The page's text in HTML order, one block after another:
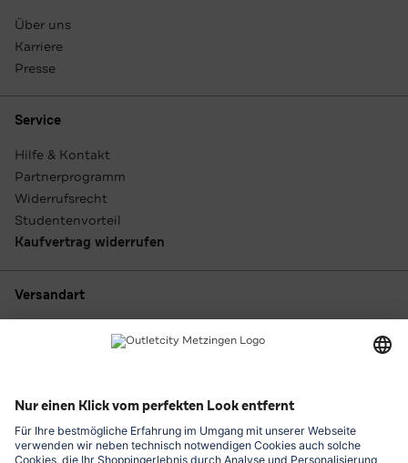
Über uns
Karriere
Presse
Service
Hilfe & Kontakt
Partnerprogramm
Widerrufsrecht
Studentenvorteil
Kaufvertrag widerrufen
Versandart